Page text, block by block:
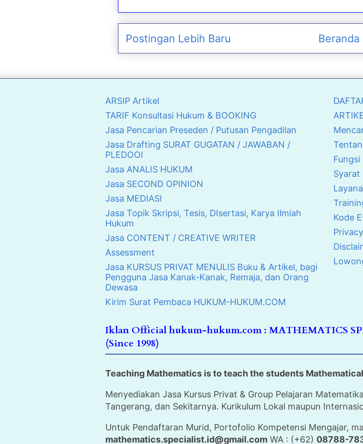
Postingan Lebih Baru Beranda
ARSIP Artikel
TARIF Konsultasi Hukum & BOOKING
Jasa Pencarian Preseden / Putusan Pengadilan
Jasa Drafting SURAT GUGATAN / JAWABAN /
PLEDOOI
Jasa ANALIS HUKUM
Jasa SECOND OPINION
Jasa MEDIASI
Jasa Topik Skripsi, Tesis, DIsertasi, Karya Ilmiah
Hukum
Jasa CONTENT / CREATIVE WRITER
Assessment
Jasa KURSUS PRIVAT MENULIS Buku & Artikel, bagi
Pengguna Jasa Kanak-Kanak, Remaja, dan Orang
Dewasa
Kirim Surat Pembaca HUKUM-HUKUM.COM
Fungsi
Syarat
Kode
Iklan Official hukum-hukum.com : MATHEMATICS
(Since 1998)
Teaching Mathematics is to teach the students
Menyediakan Jasa Kursus Privat & Group Pelajaran
Tangerang, dan Sekitarnya. Kurikulum Lokal maupun
Untuk Pendaftaran Murid, Portofolio Kompetensi Mengajar,
mathematics.specialist.id@gmail.com WA : (+62) 08788-